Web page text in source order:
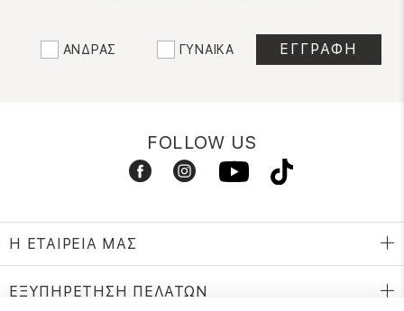
ΑΝΔΡΑΣ ΓΥΝΑΙΚΑ
FOLLOW US
Η ΕΤΑΙΡΕΙΑ ΜΑΣ
ΕΞΥΠΗΡΕΤΗΣΗ ΠΕΛΑΤΩΝ